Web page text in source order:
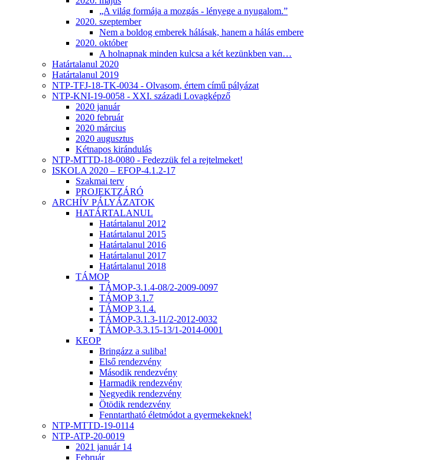
„A világ formája a mozgás - lényege a nyugalom.”
2020. szeptember
Nem a boldog emberek hálásak, hanem a hálás embere
2020. október
A holnapnak minden kulcsa a két kezünkben van…
Határtalanul 2020
Határtalanul 2019
NTP-TFJ-18-TK-0034 - Olvasom, értem című pályázat
NTP-KNI-19-0058 - XXI. századi Lovagképző
2020 január
2020 február
2020 március
2020 augusztus
Kétnapos kirándulás
NTP-MTTD-18-0080 - Fedezzük fel a rejtelmeket!
ISKOLA 2020 – EFOP-4.1.2-17
Szakmai terv
PROJEKTZÁRÓ
ARCHÍV PÁLYÁZATOK
HATÁRTALANUL
Határtalanul 2012
Határtalanul 2015
Határtalanul 2016
Határtalanul 2017
Határtalanul 2018
TÁMOP
TÁMOP-3.1.4-08/2-2009-0097
TÁMOP 3.1.7
TÁMOP 3.1.4.
TÁMOP-3.1.3-11/2-2012-0032
TÁMOP-3.3.15-13/1-2014-0001
KEOP
Bringázz a suliba!
Első rendezvény
Második rendezvény
Harmadik rendezvény
Negyedik rendezvény
Ötödik rendezvény
Fenntartható életmódot a gyermekeknek!
NTP-MTTD-19-0114
NTP-ATP-20-0019
2021 január 14
Február